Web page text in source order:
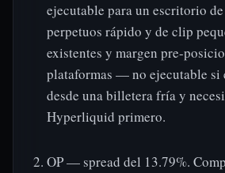
ejecutable para un escritorio
perpetuos rápido y de clip
existentes y margen pre-
plataformas — no ejecutable si
desde una billetera fría y
Hyperliquid primero.
OP — spread del 13.79%.